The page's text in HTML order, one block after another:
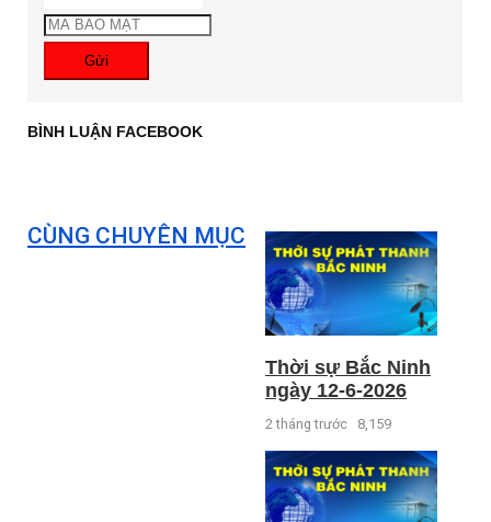
Gửi
BÌNH LUẬN FACEBOOK
CÙNG CHUYÊN MỤC
Thời sự Bắc Ninh
ngày 12-6-2026
2 tháng trước 8,159